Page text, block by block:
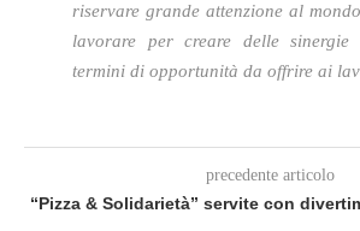
riservare grande attenzione al
lavorare per creare delle
termini di opportunità da offrire ai
precedente articolo
“Pizza & Solidarietà” servite con